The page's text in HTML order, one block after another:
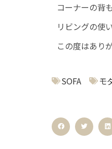
コーナーの背
リビングの使
この度はあり
SOFA モ